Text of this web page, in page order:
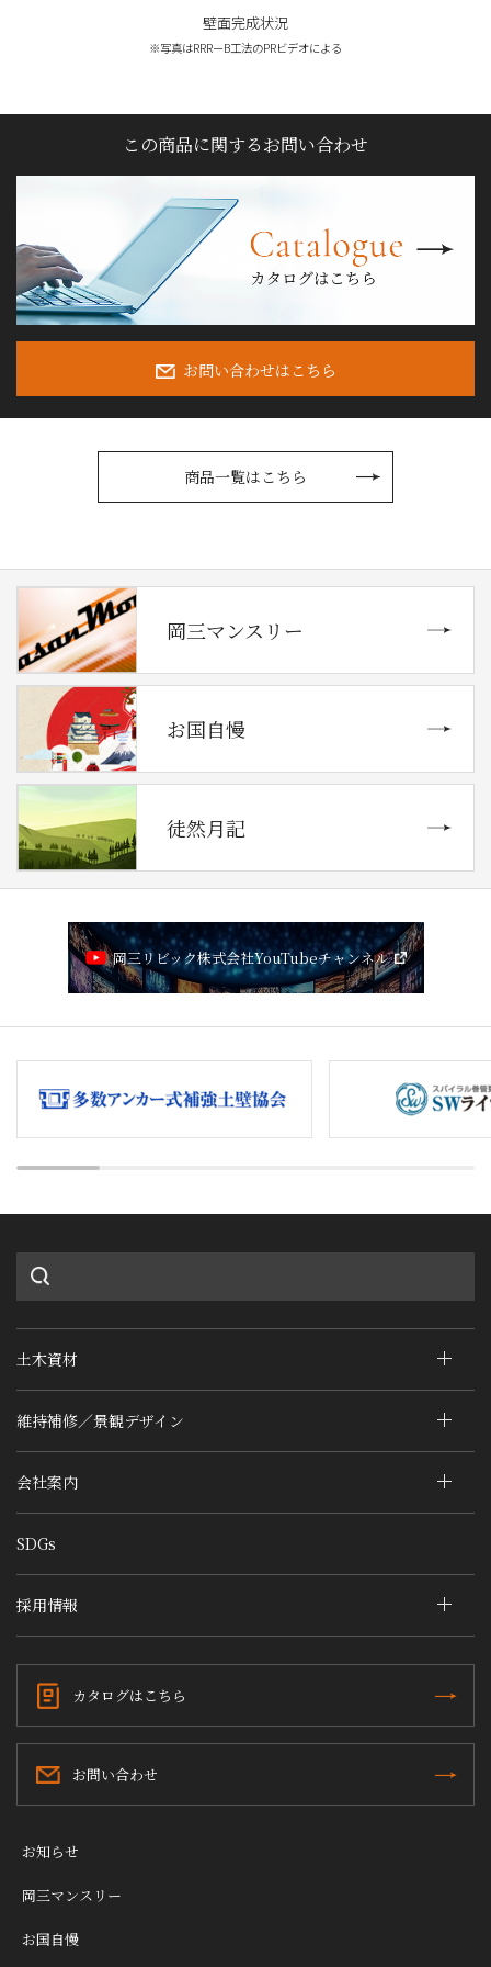
壁面完成状況
※写真はRRRーB工法のPRビデオによる
この商品に関するお問い合わせ
お問い合わせはこちら
商品一覧はこちら
岡三マンスリー
お国自慢
徒然月記
岡三リビック株式会社YouTubeチャンネル
土木資材
維持補修／景観デザイン
会社案内
SDGs
採用情報
カタログはこちら
お問い合わせ
お知らせ
岡三マンスリー
お国自慢